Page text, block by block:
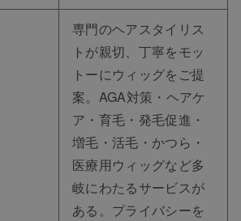
専門のヘアスタイリス
トが親切、丁寧をモッ
トーにウィッグをご提
案。AGA対策・ヘアケ
ア・育毛・発毛促進・
増毛・活毛・かつら・
医療用ウィッグなど多
岐にわたるサービスが
ある。プライバシーを